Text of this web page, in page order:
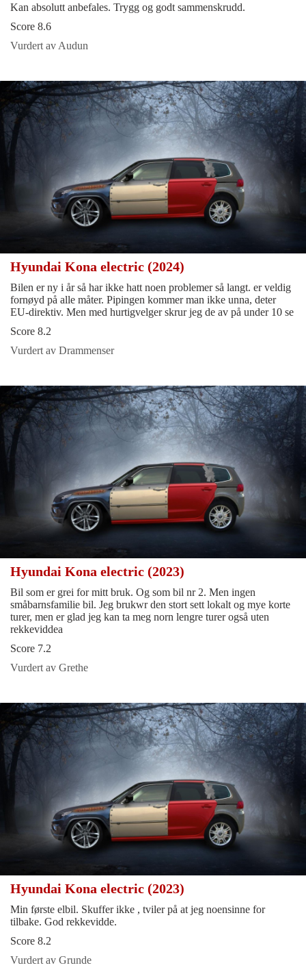
Kan absolutt anbefales. Trygg og godt sammenskrudd.
Score 8.6
Vurdert av Audun
Hyundai Kona electric (2024)
Bilen er ny i år så har ikke hatt noen problemer så langt. er veldig
fornøyd på alle måter. Pipingen kommer man ikke unna, deter
EU-direktiv. Men med hurtigvelger skrur jeg de av på under 10 se
Score 8.2
Vurdert av Drammenser
Hyundai Kona electric (2023)
Bil som er grei for mitt bruk. Og som bil nr 2. Men ingen
småbarnsfamilie bil. Jeg brukwr den stort sett lokalt og mye korte
turer, men er glad jeg kan ta meg norn lengre turer også uten
rekkeviddea
Score 7.2
Vurdert av Grethe
Hyundai Kona electric (2023)
Min første elbil. Skuffer ikke , tviler på at jeg noensinne for
tilbake. God rekkevidde.
Score 8.2
Vurdert av Grunde